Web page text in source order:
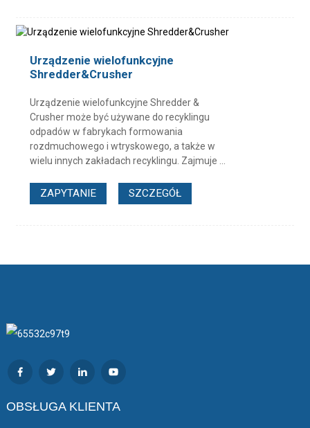
Urządzenie wielofunkcyjne
Shredder&Crusher
Urządzenie wielofunkcyjne Shredder &
Crusher może być używane do recyklingu
odpadów w fabrykach formowania
rozdmuchowego i wtryskowego, a także w
wielu innych zakładach recyklingu. Zajmuje ...
ZAPYTANIE SZCZEGÓŁ
OBSŁUGA KLIENTA